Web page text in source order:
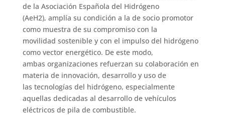
de la Asociación Española del Hidrógeno
(AeH2), amplía su condición a la de socio promotor
como muestra de su compromiso con la
movilidad sostenible y con el impulso del hidrógeno
como vector energético. De este modo,
ambas organizaciones refuerzan su colaboración en
materia de innovación, desarrollo y uso de
las tecnologías del hidrógeno, especialmente
aquellas dedicadas al desarrollo de vehículos
eléctricos de pila de combustible.